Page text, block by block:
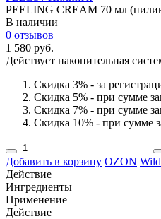
PEELING CREAM 70 мл
В наличии
0 отзывов
1 580 руб.
Действует накопительная
Скидка 3% - за
Скидка 5% - при сумме
Скидка 7% - при сумме
Скидка 10% - при сумме
Добавить в корзину OZON
Действие
Ингредиенты
Применение
Действие